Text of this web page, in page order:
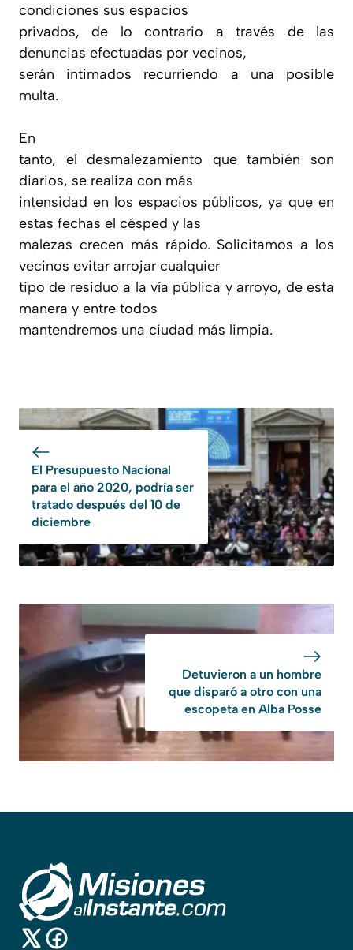
condiciones sus espacios
privados, de lo contrario a través de las
denuncias efectuadas por vecinos,
serán intimados recurriendo a una posible
multa.
En
tanto, el desmalezamiento que también son
diarios, se realiza con más
intensidad en los espacios públicos, ya que en
estas fechas el césped y las
malezas crecen más rápido. Solicitamos a los
vecinos evitar arrojar cualquier
tipo de residuo a la vía pública y arroyo, de esta
manera y entre todos
mantendremos una ciudad más limpia.
El Presupuesto Nacional
para el año 2020, podría ser
tratado después del 10 de
diciembre
Detuvieron a un hombre
que disparó a otro con una
escopeta en Alba Posse